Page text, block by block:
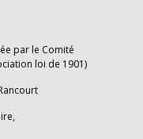
par le Comité
loi de 1901)